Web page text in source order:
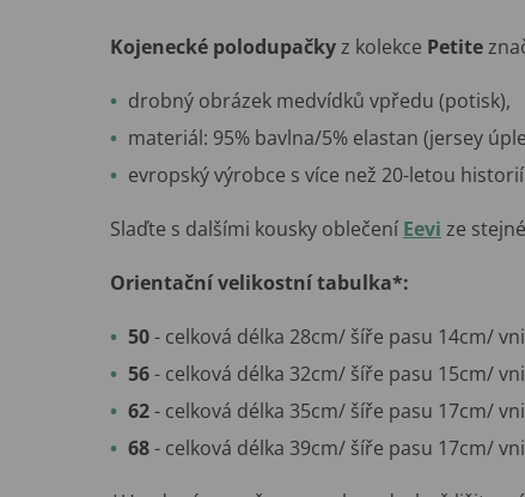
Kojenecké polodupačkyz kolekce Petite
drobný obrázek medvídků vpředu (potisk),
materiál: 95% bavlna/5% elastan (jersey
evropský výrobce s více než 20-letou
Slaďte s dalšími kousky oblečení Eevi ze
Orientační velikostní tabulka*:
50- celková délka 28cm/ šíře pasu 14cm/
56- celková délka 32cm/ šíře pasu 15cm/
62- celková délka 35cm/ šíře pasu 17cm/
68- celková délka 39cm/ šíře pasu 17cm/